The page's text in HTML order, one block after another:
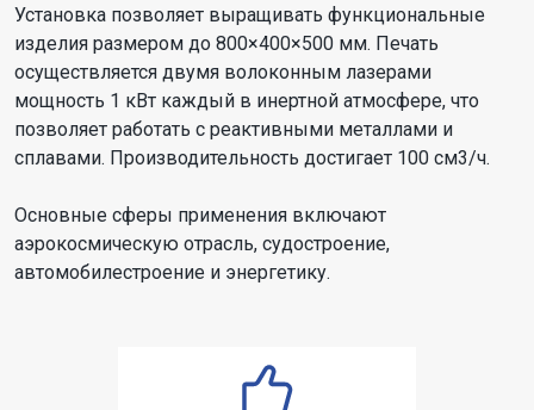
Установка позволяет выращивать функциональные
изделия размером до 800×400×500 мм. Печать
осуществляется двумя волоконным лазерами
мощность 1 кВт каждый в инертной атмосфере, что
позволяет работать с реактивными металлами и
сплавами. Производительность достигает 100 см3/ч.
Основные сферы применения включают
аэрокосмическую отрасль, судостроение,
автомобилестроение и энергетику.